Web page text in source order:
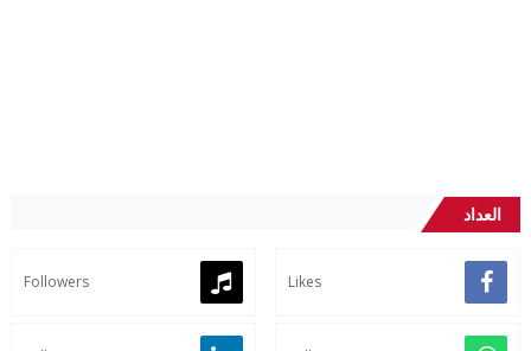
العداد
Likes
Followers